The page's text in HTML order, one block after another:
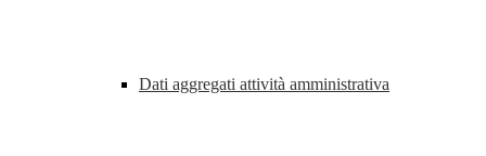
Dati aggregati attività amministrativa